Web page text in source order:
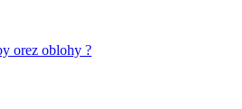
orez oblohy ?